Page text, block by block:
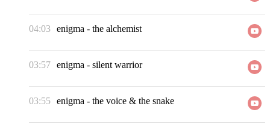
04:03 enigma - the alchemist
03:57 enigma - silent warrior
03:55 enigma - the voice & the snake